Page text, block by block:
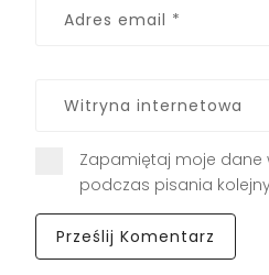
Zapamiętaj moje dane
podczas pisania